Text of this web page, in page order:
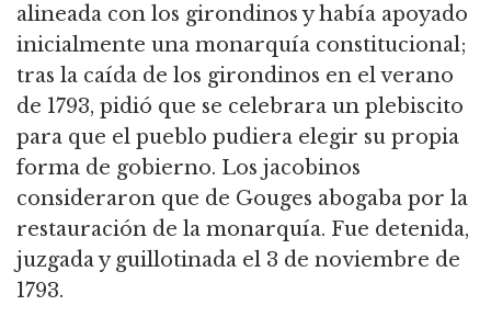
alineada con los girondinos y había apoyado
inicialmente una monarquía constitucional;
tras la caída de los girondinos en el verano
de 1793, pidió que se celebrara un plebiscito
para que el pueblo pudiera elegir su propia
forma de gobierno. Los jacobinos
consideraron que de Gouges abogaba por la
restauración de la monarquía. Fue detenida,
juzgada y guillotinada el 3 de noviembre de
1793.